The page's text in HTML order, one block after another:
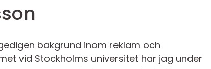
bakgrund inom reklam och
vid Stockholms universitet har jag under